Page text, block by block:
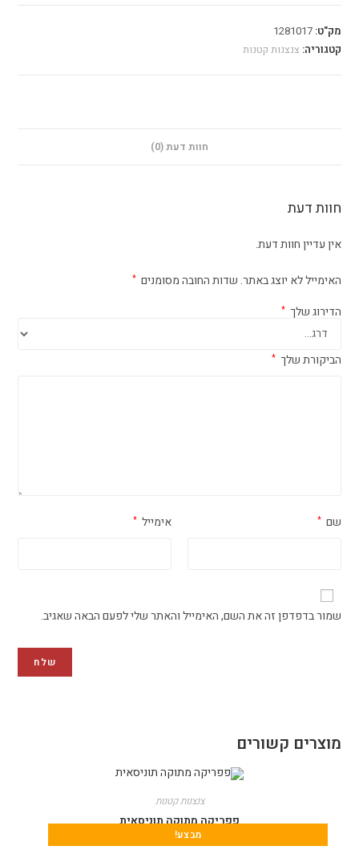
מק"ט:1281017
קטגוריה: צנצנות קטנות
חוות דעת (0)
חוות דעת
אין עדיין חוות דעת.
האימייל לא יוצג באתר. שדות החובה מסומנים *
הדירוג שלך *
הביקורת שלך *
שם * אימייל *
שמור בדפדפן זה את השם, האימייל והאתר שלי לפעם הבאה שאגיב.
מוצרים קשורים
מבצע!
צנצנות קטנות
פפריקה מתוקה תוניסאית